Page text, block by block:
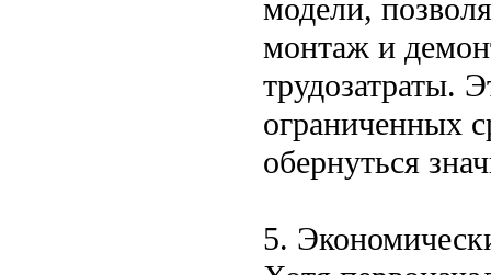
модели,
монтаж и
трудозатраты.
ограниченных
обернуться
5.